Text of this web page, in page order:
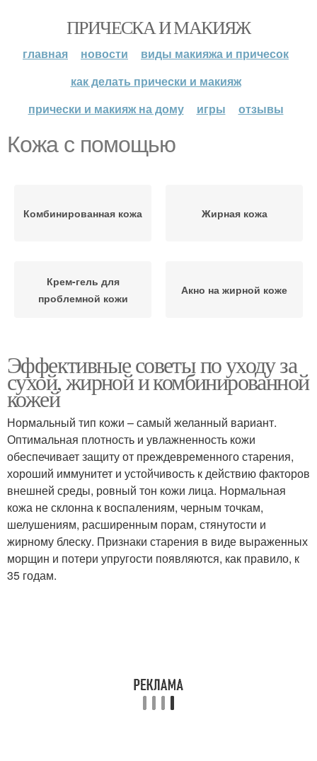
ПРИЧЕСКА И МАКИЯЖ
главная новости
виды макияжа и причесок
как делать прически и макияж
прически и макияж на дому
игры отзывы
Кожа с помощью
Комбинированная кожа Жирная кожа
Крем-гель для
проблемной кожи
Акно на жирной коже
Эффективные советы по уходу за
сухой, жирной и комбинированной
кожей
Нормальный тип кожи – самый желанный вариант.
Оптимальная плотность и увлажненность кожи
обеспечивает защиту от преждевременного старения,
хороший иммунитет и устойчивость к действию факторов
внешней среды, ровный тон кожи лица. Нормальная
кожа не склонна к воспалениям, черным точкам,
шелушениям, расширенным порам, стянутости и
жирному блеску. Признаки старения в виде выраженных
морщин и потери упругости появляются, как правило, к
35 годам.